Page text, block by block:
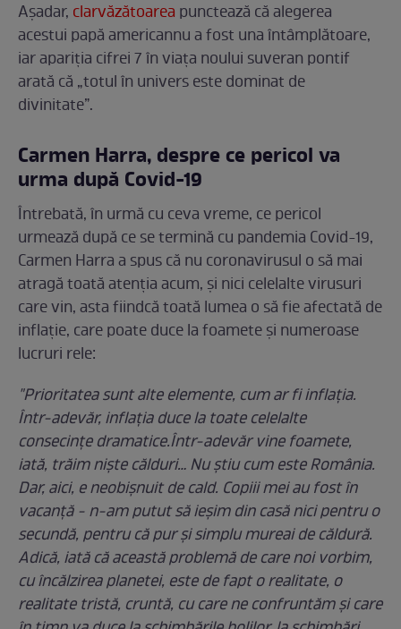
Așadar, clarvăzătoarea punctează că alegerea
acestui papă americannu a fost una întâmplătoare,
iar apariția cifrei 7 în viața noului suveran pontif
arată că „totul în univers este dominat de
divinitate”.
Carmen Harra, despre ce pericol va
urma după Covid-19
Întrebată, în urmă cu ceva vreme, ce pericol
urmează după ce se termină cu pandemia Covid-19,
Carmen Harra a spus că nu coronavirusul o să mai
atragă toată atenția acum, și nici celelalte virusuri
care vin, asta fiindcă toată lumea o să fie afectată de
inflație, care poate duce la foamete și numeroase
lucruri rele:
"Prioritatea sunt alte elemente, cum ar fi inflația.
Într-adevăr, inflația duce la toate celelalte
consecințe dramatice.Într-adevăr vine foamete,
iată, trăim niște călduri… Nu știu cum este România.
Dar, aici, e neobișnuit de cald. Copiii mei au fost în
vacanță - n-am putut să ieșim din casă nici pentru o
secundă, pentru că pur și simplu mureai de căldură.
Adică, iată că această problemă de care noi vorbim,
cu încălzirea planetei, este de fapt o realitate, o
realitate tristă, cruntă, cu care ne confruntăm și care